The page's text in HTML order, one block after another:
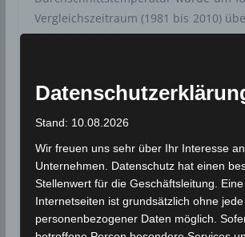
Vergleichszeitraum (1981 bis 2010)
Monat August 2021 wurde als der
Im August 2021 kam es in Tunesien
starken Hitzeperiode, der ersten seit
absoluten Rekorde und die
Temperatur in Tunesien erreichte
übertraf damit den normalen
29,9°C, so dass monatliche
Stand: 10.08.2026
Wir freuen uns sehr über Ihr Interesse
Unternehmen. Datenschutz hat einen
Stellenwert für die Geschäftsleitung.
Internetseiten ist grundsätzlich ohne
personenbezogener Daten möglich.